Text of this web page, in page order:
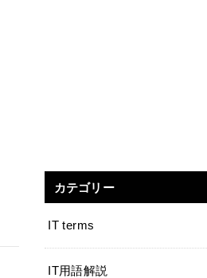
カテゴリー
IT terms
IT用語解説